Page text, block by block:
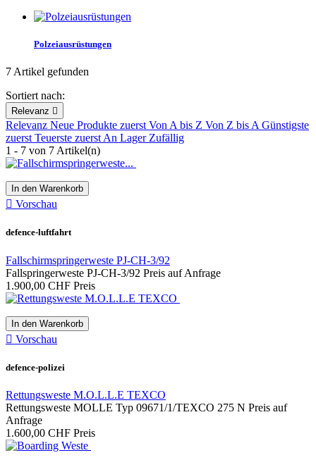
Polzeiausrüstungen
7 Artikel gefunden
Sortiert nach:
Relevanz 
Relevanz Neue Produkte zuerst Von A bis Z Von Z bis A Günstigste
zuerst Teuerste zuerst An Lager Zufällig
1 - 7 von 7 Artikel(n)
In den Warenkorb
 Vorschau
defence-luftfahrt
Fallschirmspringerweste PJ-CH-3/92
Fallspringerweste PJ-CH-3/92 Preis auf Anfrage
1.900,00 CHF Preis
In den Warenkorb
 Vorschau
defence-polizei
Rettungsweste M.O.L.L.E TEXCO
Rettungsweste MOLLE Typ 09671/1/TEXCO 275 N Preis auf
Anfrage
1.600,00 CHF Preis